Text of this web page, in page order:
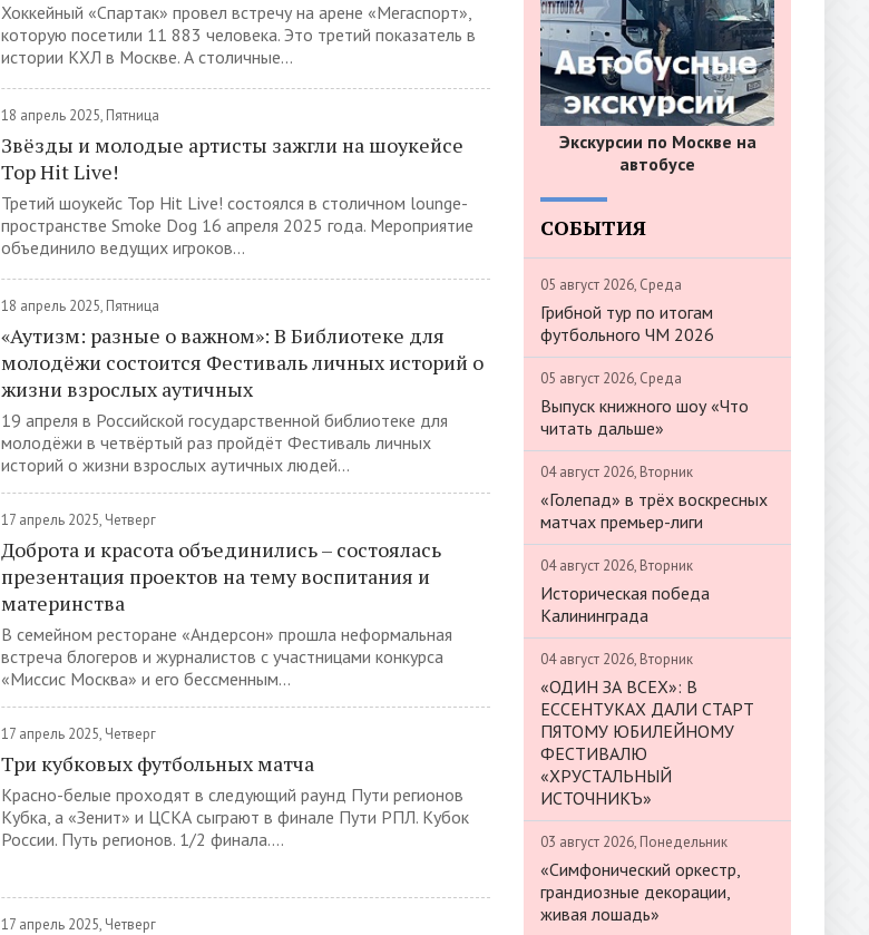
Хоккейный «Спартак» провел встречу на арене «Мегаспорт»,
которую посетили 11 883 человека. Это третий показатель в
истории КХЛ в Москве. А столичные...
18 апрель 2025, Пятница
Звёзды и молодые артисты зажгли на шоукейсе
Top Hit Live!
Третий шоукейс Top Hit Live! состоялся в столичном lounge-
пространстве Smoke Dog 16 апреля 2025 года. Мероприятие
объединило ведущих игроков...
18 апрель 2025, Пятница
«Аутизм: разные о важном»: В Библиотеке для
молодёжи состоится Фестиваль личных историй о
жизни взрослых аутичных
19 апреля в Российской государственной библиотеке для
молодёжи в четвёртый раз пройдёт Фестиваль личных
историй о жизни взрослых аутичных людей...
17 апрель 2025, Четверг
Доброта и красота объединились – состоялась
презентация проектов на тему воспитания и
материнства
В семейном ресторане «Андерсон» прошла неформальная
встреча блогеров и журналистов с участницами конкурса
«Миссис Москва» и его бессменным...
17 апрель 2025, Четверг
Три кубковых футбольных матча
Красно-белые проходят в следующий раунд Пути регионов
Кубка, а «Зенит» и ЦСКА сыграют в финале Пути РПЛ. Кубок
России. Путь регионов. 1/2 финала....
17 апрель 2025, Четверг
Экскурсии по Москве на
автобусе
СОБЫТИЯ
05 август 2026, Среда
Грибной тур по итогам
футбольного ЧМ 2026
05 август 2026, Среда
Выпуск книжного шоу «Что
читать дальше»
04 август 2026, Вторник
«Голепад» в трёх воскресных
матчах премьер-лиги
04 август 2026, Вторник
Историческая победа
Калининграда
04 август 2026, Вторник
«ОДИН ЗА ВСЕХ»: В
ЕССЕНТУКАХ ДАЛИ СТАРТ
ПЯТОМУ ЮБИЛЕЙНОМУ
ФЕСТИВАЛЮ
«ХРУСТАЛЬНЫЙ
ИСТОЧНИКЪ»
03 август 2026, Понедельник
«Симфонический оркестр,
грандиозные декорации,
живая лошадь»